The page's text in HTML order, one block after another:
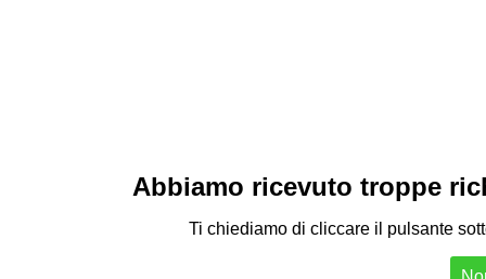
Abbiamo ricevuto troppe
Ti chiediamo di cliccare il pulsante